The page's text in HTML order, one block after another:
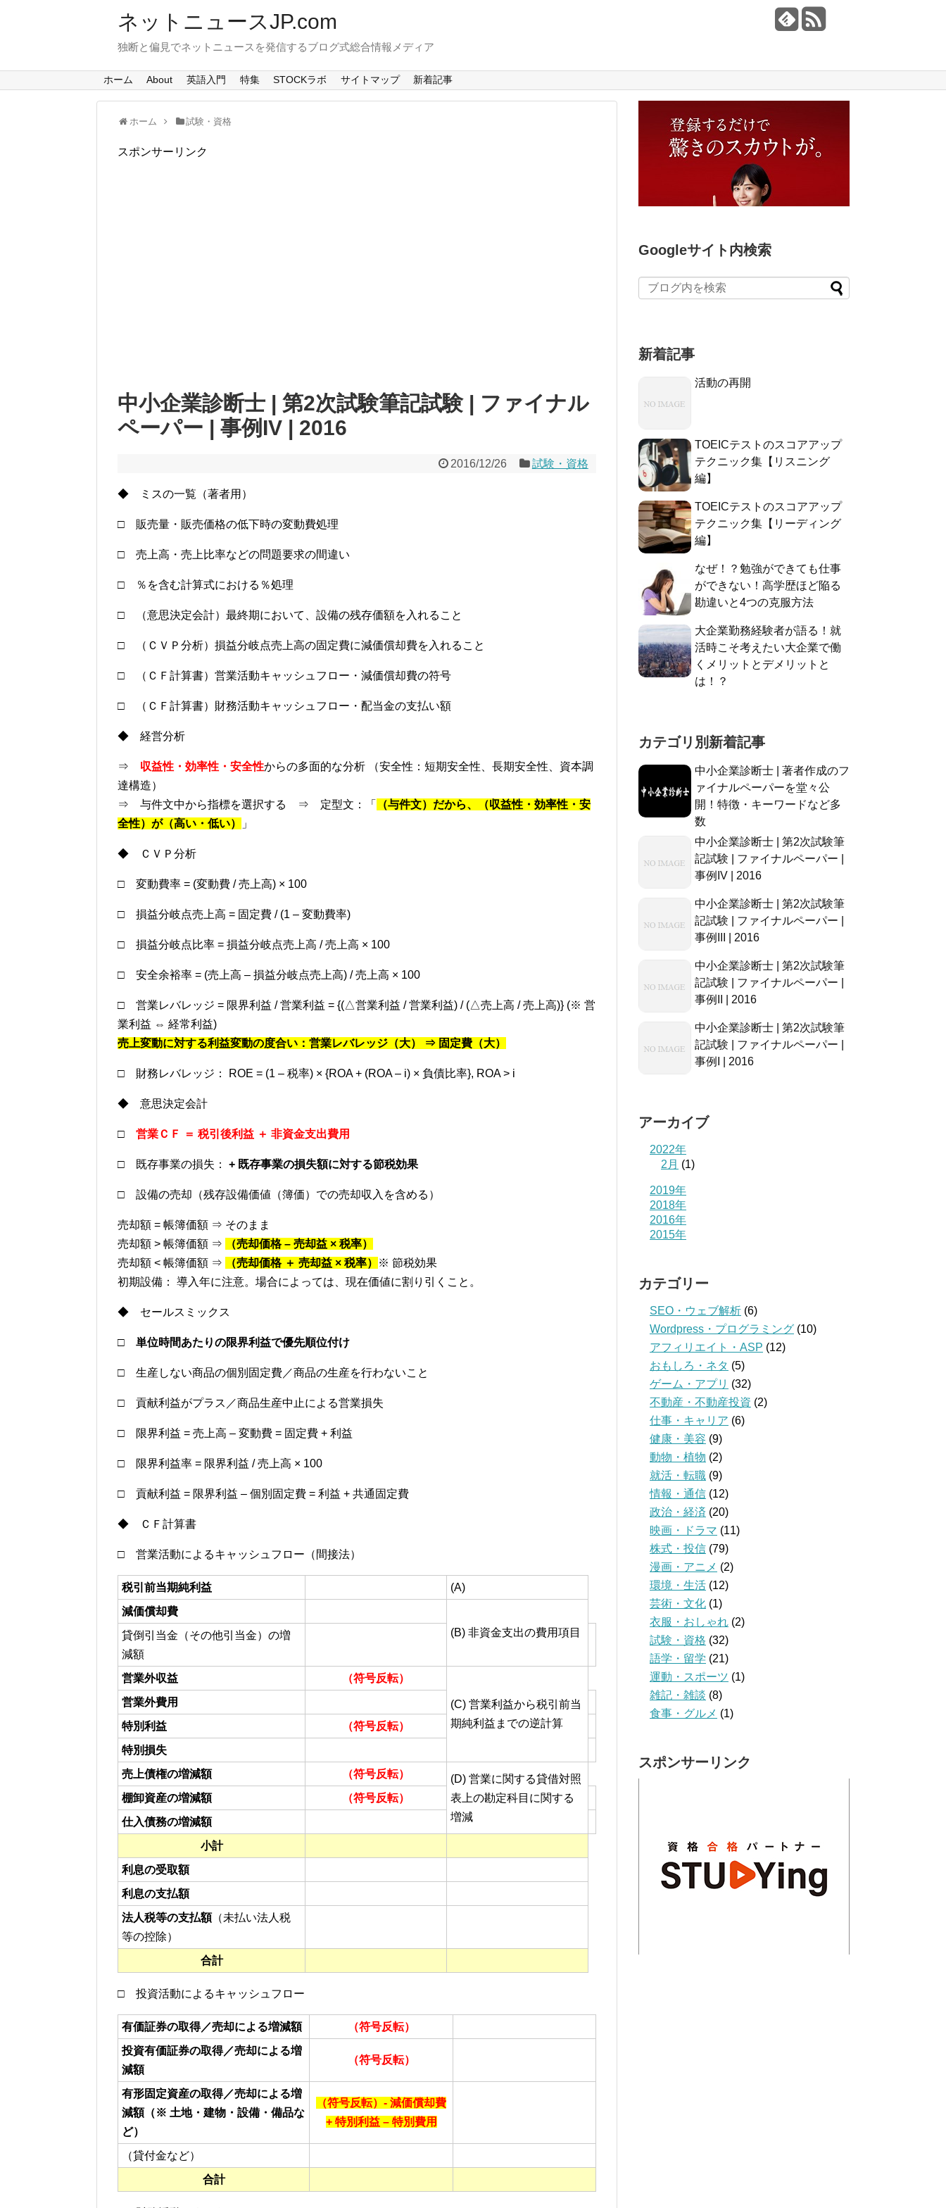
ネットニュースJP.com
独断と偏見でネットニュースを発信するブログ式総合情報メディア
ホーム About 英語入門 特集 STOCKラボ サイトマップ 新着記事
ホーム 試験・資格
スポンサーリンク
中小企業診断士 | 第2次試験筆記試験 | ファイナル
ペーパー | 事例IV | 2016
2016/12/26 試験・資格
◆ ミスの一覧（著者用）
□ 販売量・販売価格の低下時の変動費処理
□ 売上高・売上比率などの問題要求の間違い
□ ％を含む計算式における％処理
□ （意思決定会計）最終期において、設備の残存価額を入れること
□ （ＣＶＰ分析）損益分岐点売上高の固定費に減価償却費を入れること
□ （ＣＦ計算書）営業活動キャッシュフロー・減価償却費の符号
□ （ＣＦ計算書）財務活動キャッシュフロー・配当金の支払い額
◆ 経営分析
⇒ 収益性・効率性・安全性からの多面的な分析 （安全性：短期安全性、長期安全性、資本調
達構造）
⇒ 与件文中から指標を選択する ⇒ 定型文：「
（与件文）だから、（収益性・効率性・安
全性）が（高い・低い）
」
◆ ＣＶＰ分析
□ 変動費率 = (変動費 / 売上高) × 100
□ 損益分岐点売上高 = 固定費 / (1 – 変動費率)
□ 損益分岐点比率 = 損益分岐点売上高 / 売上高 × 100
□ 安全余裕率 = (売上高 – 損益分岐点売上高) / 売上高 × 100
□ 営業レバレッジ = 限界利益 / 営業利益 = {(△営業利益 / 営業利益) / (△売上高 / 売上高)} (※ 営
業利益 ⇔ 経常利益)
売上変動に対する利益変動の度合い：営業レバレッジ（大） ⇒ 固定費（大）
□ 財務レバレッジ： ROE = (1 – 税率) × {ROA + (ROA – i) × 負債比率}, ROA > i
◆ 意思決定会計
□ 営業ＣＦ ＝ 税引後利益 ＋ 非資金支出費用
□ 既存事業の損失： + 既存事業の損失額に対する節税効果
□ 設備の売却（残存設備価値（簿価）での売却収入を含める）
売却額 = 帳簿価額 ⇒ そのまま
売却額 > 帳簿価額 ⇒
（売却価格 – 売却益 × 税率）
売却額 < 帳簿価額 ⇒
（売却価格 ＋ 売却益 × 税率）
※ 節税効果
初期設備： 導入年に注意。場合によっては、現在価値に割り引くこと。
◆ セールスミックス
□ 単位時間あたりの限界利益で優先順位付け
□ 生産しない商品の個別固定費／商品の生産を行わないこと
□ 貢献利益がプラス／商品生産中止による営業損失
□ 限界利益 = 売上高 – 変動費 = 固定費 + 利益
□ 限界利益率 = 限界利益 / 売上高 × 100
□ 貢献利益 = 限界利益 – 個別固定費 = 利益 + 共通固定費
◆ ＣＦ計算書
□ 営業活動によるキャッシュフロー（間接法）
税引前当期純利益
(A)
減価償却費
(B) 非資金支出の費用項目
貸倒引当金（その他引当金）の増
減額
営業外収益
（符号反転）
(C) 営業利益から税引前当
期純利益までの逆計算
営業外費用
特別利益
（符号反転）
特別損失
売上債権の増減額
（符号反転）
(D) 営業に関する貸借対照
表上の勘定科目に関する
増減
棚卸資産の増減額
（符号反転）
仕入債務の増減額
小計
利息の受取額
利息の支払額
法人税等の支払額（未払い法人税
等の控除）
合計
□ 投資活動によるキャッシュフロー
有価証券の取得／売却による増減額
（符号反転）
投資有価証券の取得／売却による増
減額
（符号反転）
有形固定資産の取得／売却による増
減額（※ 土地・建物・設備・備品な
ど）
（符号反転）- 減価償却費
+ 特別利益 – 特別費用
（貸付金など）
合計
Googleサイト内検索
新着記事
活動の再開
TOEICテストのスコアアップ
テクニック集【リスニング
編】
TOEICテストのスコアアップ
テクニック集【リーディング
編】
なぜ！？勉強ができても仕事
ができない！高学歴ほど陥る
勘違いと4つの克服方法
大企業勤務経験者が語る！就
活時こそ考えたい大企業で働
くメリットとデメリットと
は！？
カテゴリ別新着記事
中小企業診断士 | 著者作成のフ
ァイナルペーパーを堂々公
開！特徴・キーワードなど多
数
中小企業診断士 | 第2次試験筆
記試験 | ファイナルペーパー |
事例IV | 2016
中小企業診断士 | 第2次試験筆
記試験 | ファイナルペーパー |
事例III | 2016
中小企業診断士 | 第2次試験筆
記試験 | ファイナルペーパー |
事例II | 2016
中小企業診断士 | 第2次試験筆
記試験 | ファイナルペーパー |
事例I | 2016
アーカイブ
2022年
2月 (1)
2019年
2018年
2016年
2015年
カテゴリー
SEO・ウェブ解析 (6)
Wordpress・プログラミング (10)
アフィリエイト・ASP (12)
おもしろ・ネタ (5)
ゲーム・アプリ (32)
不動産・不動産投資 (2)
仕事・キャリア (6)
健康・美容 (9)
動物・植物 (2)
就活・転職 (9)
情報・通信 (12)
政治・経済 (20)
映画・ドラマ (11)
株式・投信 (79)
漫画・アニメ (2)
環境・生活 (12)
芸術・文化 (1)
衣服・おしゃれ (2)
試験・資格 (32)
語学・留学 (21)
運動・スポーツ (1)
雑記・雑談 (8)
食事・グルメ (1)
スポンサーリンク